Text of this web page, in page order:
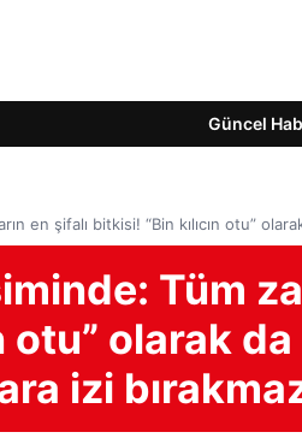
Güncel
en şifalı bitkisi! “Bin kılıcın otu”
Tüm
otu” olarak
izi